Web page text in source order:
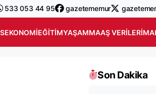
533 053 44 95 gazetememur
EKONOMIEĞITIMYAŞAMMAAŞ VERILERI
Son Dakika